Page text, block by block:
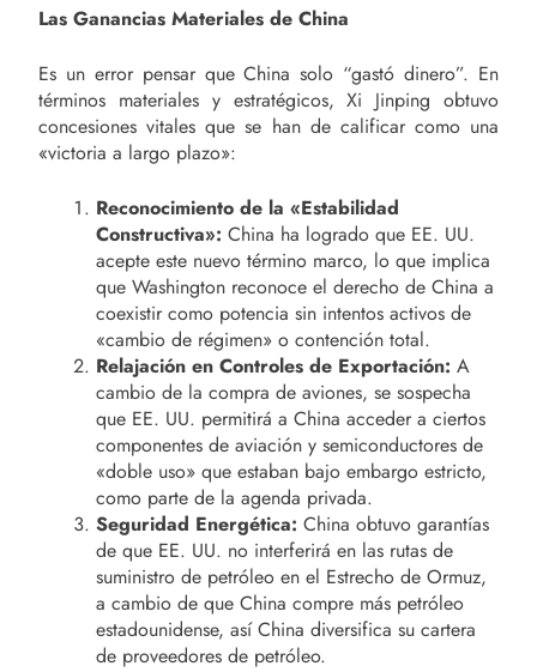
Las Ganancias Materiales de China
Es un error pensar que China solo “gastó dinero”. En
términos materiales y estratégicos, Xi Jinping obtuvo
concesiones vitales que se han de calificar como una
«victoria a largo plazo»:
Reconocimiento de la «Estabilidad
Constructiva»: China ha logrado que EE. UU.
acepte este nuevo término marco, lo que implica
que Washington reconoce el derecho de China a
coexistir como potencia sin intentos activos de
«cambio de régimen» o contención total.
Relajación en Controles de Exportación: A
cambio de la compra de aviones, se sospecha
que EE. UU. permitirá a China acceder a ciertos
componentes de aviación y semiconductores de
«doble uso» que estaban bajo embargo estricto,
como parte de la agenda privada.
Seguridad Energética: China obtuvo garantías
de que EE. UU. no interferirá en las rutas de
suministro de petróleo en el Estrecho de Ormuz,
a cambio de que China compre más petróleo
estadounidense, así China diversifica su cartera
de proveedores de petróleo.